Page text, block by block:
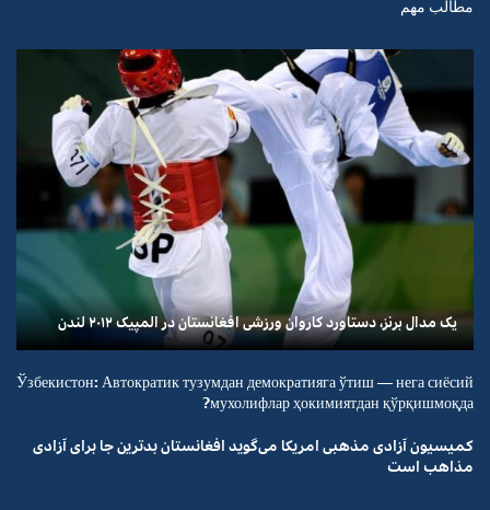
مطالب مهم
یک مدال برنز، دستاورد کاروان ورزشی افغانستان در المپیک ۲۰۱۲ لندن
Ўзбекистон: Автократик тузумдан демократияга ўтиш — нега сиёсий
мухолифлар ҳокимиятдан қўрқишмоқда?
کمیسیون آزادی مذهبی امریکا می‌گوید افغانستان بدترین جا برای آزادی
مذاهب است